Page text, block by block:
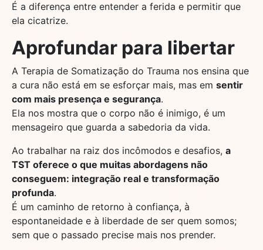
É a diferença entre entender a ferida e permitir que
ela cicatrize.
Aprofundar para libertar
A Terapia de Somatização do Trauma nos ensina que
a cura não está em se esforçar mais, mas em sentir
com mais presença e segurança.
Ela nos mostra que o corpo não é inimigo, é um
mensageiro que guarda a sabedoria da vida.
Ao trabalhar na raiz dos incômodos e desafios, a
TST oferece o que muitas abordagens não
conseguem: integração real e transformação
profunda.
É um caminho de retorno à confiança, à
espontaneidade e à liberdade de ser quem somos;
sem que o passado precise mais nos prender.